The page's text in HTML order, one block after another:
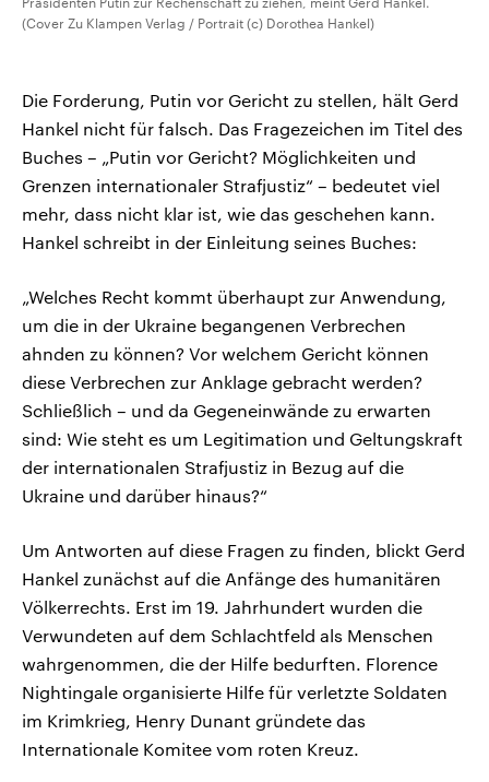
(Cover Zu Klampen Verlag / Portrait (c) Dorothea Hankel)
Die Forderung, Putin vor Gericht zu stellen, hält Gerd
Hankel nicht für falsch. Das Fragezeichen im Titel des
Buches – „Putin vor Gericht? Möglichkeiten und
Grenzen internationaler Strafjustiz“ – bedeutet viel
mehr, dass nicht klar ist, wie das geschehen kann.
Hankel schreibt in der Einleitung seines Buches:
„Welches Recht kommt überhaupt zur Anwendung,
um die in der Ukraine begangenen Verbrechen
ahnden zu können? Vor welchem Gericht können
diese Verbrechen zur Anklage gebracht werden?
Schließlich – und da Gegeneinwände zu erwarten
sind: Wie steht es um Legitimation und Geltungskraft
der internationalen Strafjustiz in Bezug auf die
Ukraine und darüber hinaus?“
Um Antworten auf diese Fragen zu finden, blickt Gerd
Hankel zunächst auf die Anfänge des humanitären
Völkerrechts. Erst im 19. Jahrhundert wurden die
Verwundeten auf dem Schlachtfeld als Menschen
wahrgenommen, die der Hilfe bedurften. Florence
Nightingale organisierte Hilfe für verletzte Soldaten
im Krimkrieg, Henry Dunant gründete das
Internationale Komitee vom roten Kreuz.